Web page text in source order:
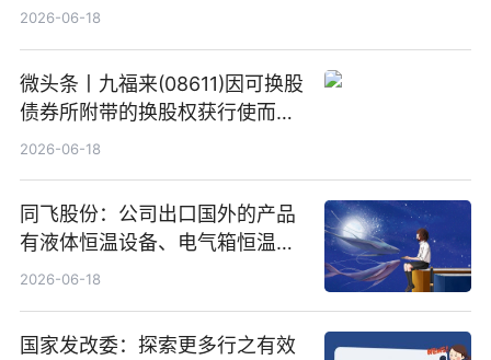
2026-06-18
微头条丨九福来(08611)因可换股
债券所附带的换股权获行使而发
行5200万股
2026-06-18
同飞股份：公司出口国外的产品
有液体恒温设备、电气箱恒温装
置、纯水冷却单元和特种换热器
2026-06-18
国家发改委：探索更多行之有效